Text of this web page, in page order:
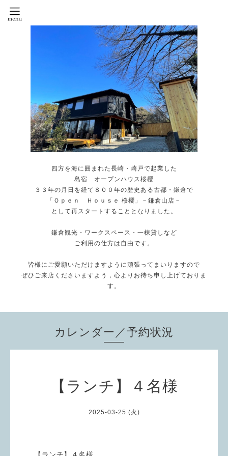
四方を海に囲まれた長崎・崎戸で起業した
島宿 オープンハウス桜櫻
３３年の月日を経て８００年の歴史ある古都・鎌倉で
「Ｏｐｅｎ Ｈｏｕｓｅ 桜櫻」－鎌倉山店－
として再スタートすることとなりました。
鎌倉観光・ワークスペース・一棟貸しなど
ご利用の仕方は自由です。
皆様にご愛願いただけますように頑張ってまいりますので
ぜひご来店くださいますよう，心よりお待ち申し上げておりま
す。
カレンダー／予約状況
【ランチ】４名様
2025-03-25 (火)